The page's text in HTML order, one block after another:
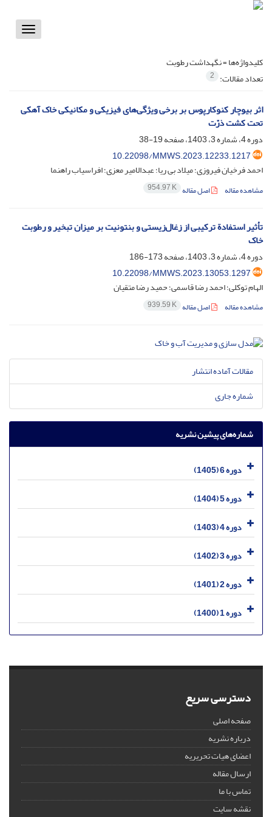
Toggle
کلیدواژه‌ها =نگهداشت رطوبت
تعداد مقالات: 2
اثر بیوچار کنوکارپوس بر برخی ویژگی‌های فیزیکی و مکانیکی خاک آهکی
تحت کشت ذرّت
دوره 4، شماره 3، 1403، صفحه
19-38
10.22098/MMWS.2023.12233.1217
احمد فرخیان فیروزی؛ میلاد بی ریا؛ عبدالامیر معزی؛ افراسیاب راهنما
مشاهده مقاله اصل مقاله 954.97 K
تأثیر استفادة ترکیبی از زغال‌زیستی و بنتونیت بر میزان تبخیر و رطوبت
خاک
دوره 4، شماره 3، 1403، صفحه
173-186
10.22098/MMWS.2023.13053.1297
الهام توکلی؛ احمد رضا قاسمی؛ حمید رضا متقیان
مشاهده مقاله اصل مقاله 939.59 K
مقالات آماده انتشار
شماره جاری
شماره‌های پیشین نشریه
دوره 6 (1405)
دوره 5 (1404)
دوره 4 (1403)
دوره 3 (1402)
دوره 2 (1401)
دوره 1 (1400)
دسترسی سریع
صفحه اصلی
درباره نشریه
اعضای هیات تحریریه
ارسال مقاله
تماس با ما
نقشه سایت